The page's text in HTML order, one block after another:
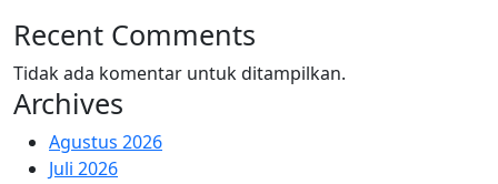
Recent Comments
Tidak ada komentar untuk ditampilkan.
Archives
Agustus 2026
Juli 2026